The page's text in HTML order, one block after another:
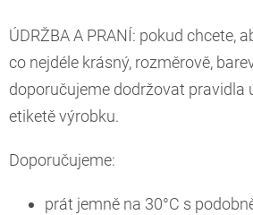
ÚDRŽBA A PRANÍ: pokud chcete,
co nejdéle krásný, rozměrově,
doporučujeme dodržovat pravidla
etiketě výrobku.
Doporučujeme:
prát jemně na 30°C s